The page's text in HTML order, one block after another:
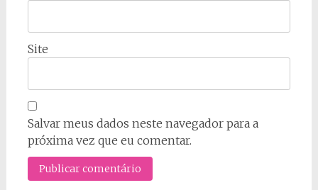
Site
Salvar meus dados neste navegador para a
próxima vez que eu comentar.